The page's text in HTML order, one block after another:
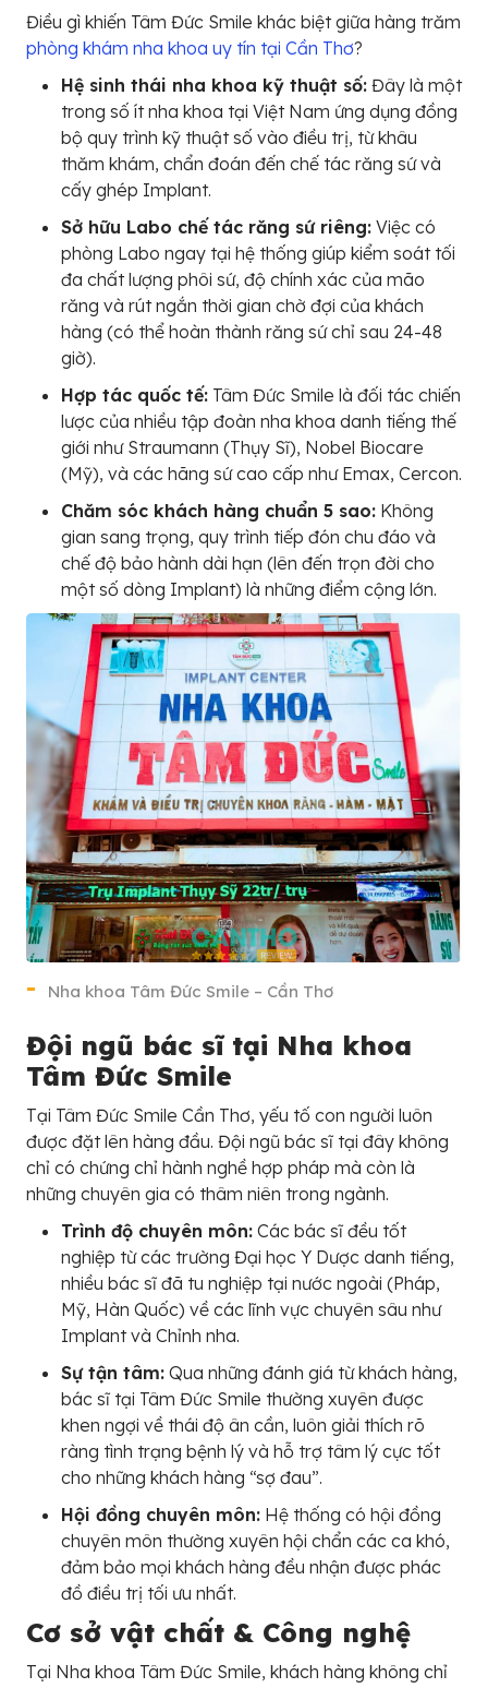
Điều gì khiến Tâm Đức Smile khác biệt giữa hàng trăm
phòng khám nha khoa uy tín tại Cần Thơ?
Hệ sinh thái nha khoa kỹ thuật số: Đây là một
trong số ít nha khoa tại Việt Nam ứng dụng đồng
bộ quy trình kỹ thuật số vào điều trị, từ khâu
thăm khám, chẩn đoán đến chế tác răng sứ và
cấy ghép Implant.
Sở hữu Labo chế tác răng sứ riêng: Việc có
phòng Labo ngay tại hệ thống giúp kiểm soát tối
đa chất lượng phôi sứ, độ chính xác của mão
răng và rút ngắn thời gian chờ đợi của khách
hàng (có thể hoàn thành răng sứ chỉ sau 24-48
giờ).
Hợp tác quốc tế: Tâm Đức Smile là đối tác chiến
lược của nhiều tập đoàn nha khoa danh tiếng thế
giới như Straumann (Thụy Sĩ), Nobel Biocare
(Mỹ), và các hãng sứ cao cấp như Emax, Cercon.
Chăm sóc khách hàng chuẩn 5 sao: Không
gian sang trọng, quy trình tiếp đón chu đáo và
chế độ bảo hành dài hạn (lên đến trọn đời cho
một số dòng Implant) là những điểm cộng lớn.
Nha khoa Tâm Đức Smile – Cần Thơ
Đội ngũ bác sĩ tại Nha khoa
Tâm Đức Smile
Tại Tâm Đức Smile Cần Thơ, yếu tố con người luôn
được đặt lên hàng đầu. Đội ngũ bác sĩ tại đây không
chỉ có chứng chỉ hành nghề hợp pháp mà còn là
những chuyên gia có thâm niên trong ngành.
Trình độ chuyên môn: Các bác sĩ đều tốt
nghiệp từ các trường Đại học Y Dược danh tiếng,
nhiều bác sĩ đã tu nghiệp tại nước ngoài (Pháp,
Mỹ, Hàn Quốc) về các lĩnh vực chuyên sâu như
Implant và Chỉnh nha.
Sự tận tâm: Qua những đánh giá từ khách hàng,
bác sĩ tại Tâm Đức Smile thường xuyên được
khen ngợi về thái độ ân cần, luôn giải thích rõ
ràng tình trạng bệnh lý và hỗ trợ tâm lý cực tốt
cho những khách hàng “sợ đau”.
Hội đồng chuyên môn: Hệ thống có hội đồng
chuyên môn thường xuyên hội chẩn các ca khó,
đảm bảo mọi khách hàng đều nhận được phác
đồ điều trị tối ưu nhất.
Cơ sở vật chất & Công nghệ
Tại Nha khoa Tâm Đức Smile, khách hàng không chỉ